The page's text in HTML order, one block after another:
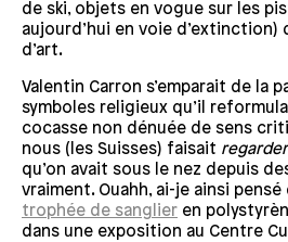
de ski, objets en vogue sur les
aujourd’hui en voie d’extinction)
d’art.
Valentin Carron s’emparait de la
symboles religieux qu’il
cocasse non dénuée de sens
nous (les Suisses) faisait
qu’on avait sous le nez depuis
vraiment. Ouahh, ai-je ainsi pensé
trophée de sanglier en
dans une exposition au Centre